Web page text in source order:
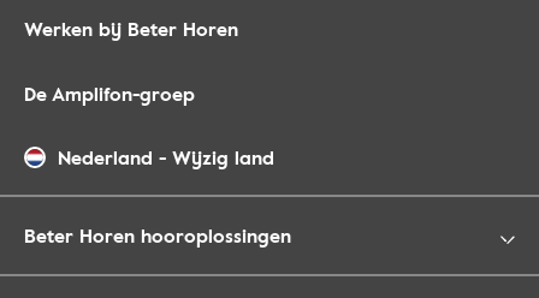
Werken bij Beter Horen
De Amplifon-groep
Nederland - Wijzig land
Beter Horen hooroplossingen